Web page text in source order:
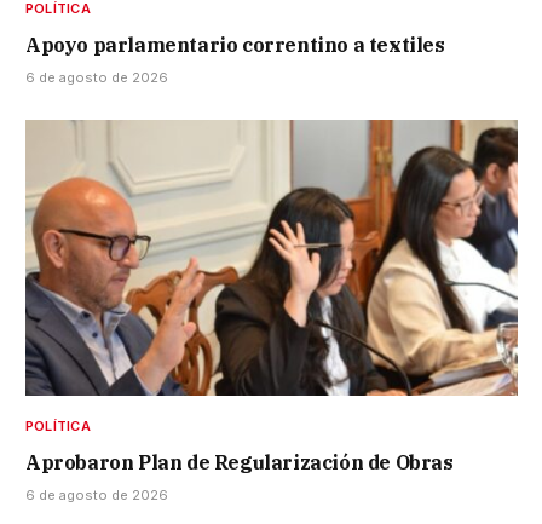
POLÍTICA
Apoyo parlamentario correntino a textiles
6 de agosto de 2026
POLÍTICA
Aprobaron Plan de Regularización de Obras
6 de agosto de 2026